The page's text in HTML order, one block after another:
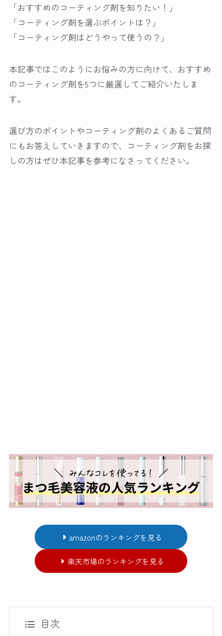
「おすすめのコーティング剤を知りたい！」
「コーティング剤を選ぶポイントは？」
「コーティング剤はどうやって使うの？」
本記事ではこのようにお悩みの方に向けて、 おすすめ
のコーティング剤を5つに厳選してご紹介いたしま
す。
選び方のポイントやコーティング剤のよくあるご質問
にもお答えしていきますので、コーティング剤をお探
しの方はぜひ本記事を参考になさってください。
amazonのランキングを見る
楽天市場のランキングを見る
目次